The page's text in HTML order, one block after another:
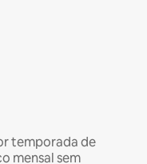
temporada de
mensal sem